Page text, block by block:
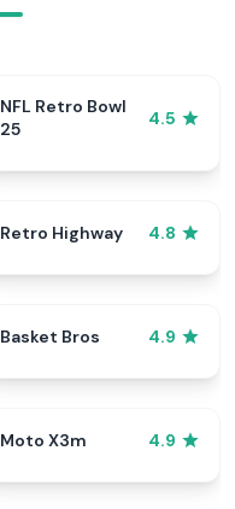
NFL Retro Bowl
25
4.5
Retro Highway 4.8
Basket Bros 4.9
Moto X3m 4.9